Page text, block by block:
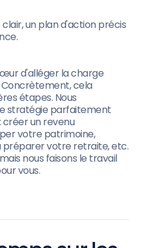
un plan d'action précis
d'alléger la charge
Concrètement, cela
étapes. Nous
stratégie parfaitement
créer un revenu
votre patrimoine,
votre retraite, etc.
nous faisons le travail
vous.